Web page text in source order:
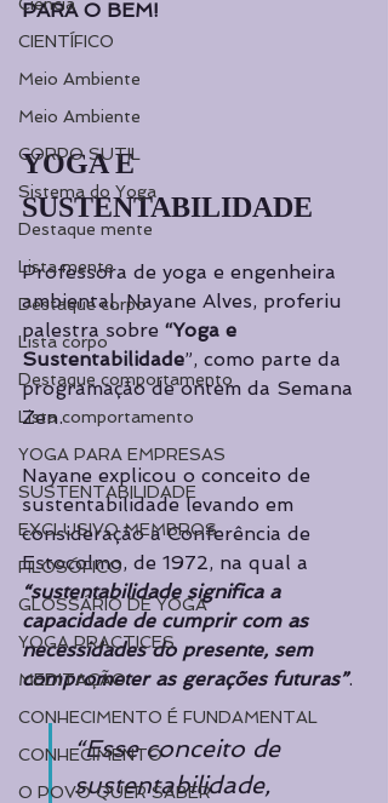
CIENTÍFICO
Meio Ambiente
Meio Ambiente
CORPO SUTIL
Sistema do Yoga
Destaque mente
Lista mente
Destaque corpo
Lista corpo
Destaque comportamento
Lista comportamento
YOGA PARA EMPRESAS
SUSTENTABILIDADE
EXCLUSIVO MEMBROS
FILOSÓFICO
GLOSSÁRIO DE YOGA
YOGA PRACTICES
MEDITAÇÃO
CONHECIMENTO É FUNDAMENTAL
CONHECIMENTO
O POVO QUER SABER
PARA O BEM!
YOGA E
SUSTENTABILIDADE
Professora de yoga e engenheira
ambiental, Nayane Alves, proferiu
palestra sobre “Yoga e
Sustentabilidade”, como parte da
programação de ontem da Semana
Zen.
Nayane explicou o conceito de
sustentabilidade levando em
consideração a Conferência de
Estocolmo, de 1972, na qual a
“sustentabilidade significa a
capacidade de cumprir com as
necessidades do presente, sem
comprometer as gerações futuras”.
“Esse conceito de
sustentabilidade,